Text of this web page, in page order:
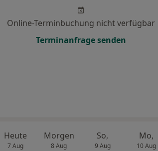
Online-Terminbuchung nicht verfügbar
Terminanfrage senden
Heute
7 Aug
Morgen
8 Aug
So,
9 Aug
Mo,
10 Aug